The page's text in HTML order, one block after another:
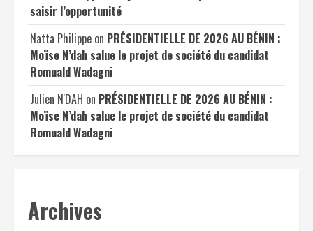
saisir l’opportunité
Natta Philippe on PRÉSIDENTIELLE DE 2026 AU BÉNIN :
Moïse N’dah salue le projet de société du candidat
Romuald Wadagni
Julien N'DAH on PRÉSIDENTIELLE DE 2026 AU BÉNIN :
Moïse N’dah salue le projet de société du candidat
Romuald Wadagni
Archives